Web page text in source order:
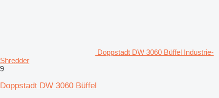
Doppstadt DW 3060 Büffel Industrie-
Shredder
9
Doppstadt DW 3060 Büffel